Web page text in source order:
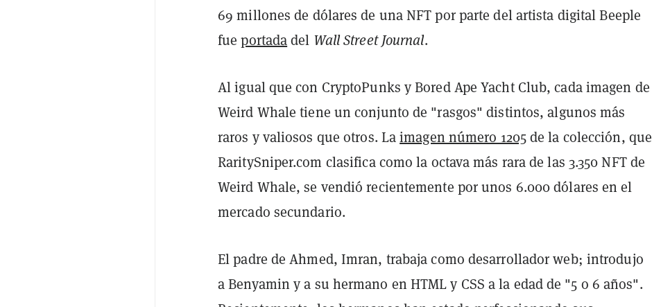
69 millones de dólares de una NFT por parte del artista digital Beeple
fueportadadel Wall Street Journal.
Al igual que con CryptoPunks y Bored Ape Yacht Club, cada imagen de
Weird Whale tiene un conjunto de "rasgos" distintos, algunos más
raros y valiosos que otros. Laimagen número 1205de la colección, que
RaritySniper.com clasifica como la octava más rara de las 3.350 NFT de
Weird Whale, se vendió recientemente por unos 6.000 dólares en el
mercado secundario.
El padre de Ahmed, Imran, trabaja como desarrollador web; introdujo
a Benyamin y a su hermano en HTML y CSS a la edad de "5 o 6 años".